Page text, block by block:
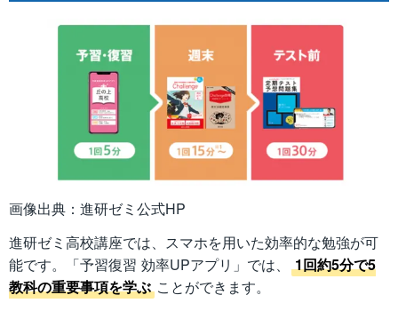
画像出典：進研ゼミ公式HP
進研ゼミ高校講座では、スマホを用いた効率的な勉強が可
能です。「予習復習 効率UPアプリ」では、
1回約5分で5
教科の重要事項を学ぶ ことができます。